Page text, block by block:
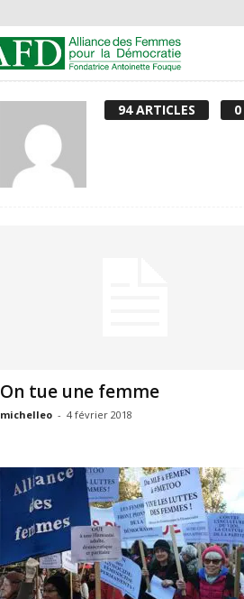
F
e
m
94 ARTICLES
On tue une femme
michelleo - 4 février 2018